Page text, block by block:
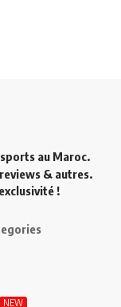
au Maroc.
& autres.
!
NEW